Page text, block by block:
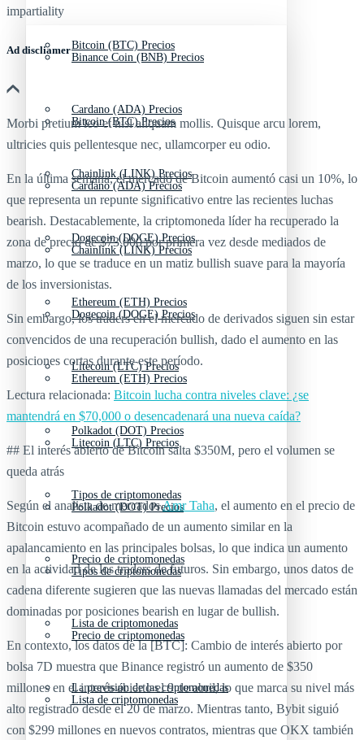
Bitcoin (BTC) Precios
Cardano (ADA) Precios
Chainlink (LINK) Precios
Dogecoin (DOGE) Precios
Ethereum (ETH) Precios
Litecoin (LTC) Precios
Polkadot (DOT) Precios
Tipos de criptomonedas
Precio de criptomonedas
Lista de criptomonedas
La previsión de las criptomonedas
Binance Coin (BNB) Precios
Bitcoin (BTC) Precios
Cardano (ADA) Precios
Chainlink (LINK) Precios
Dogecoin (DOGE) Precios
Ethereum (ETH) Precios
Litecoin (LTC) Precios
Polkadot (DOT) Precios
Tipos de criptomonedas
Precio de criptomonedas
Lista de criptomonedas
impartiality
Ad discliamer
Morbi pretium leo et nisl aliquam mollis. Quisque arcu lorem,
ultricies quis pellentesque nec, ullamcorper eu odio.
En la última semana, el mercado de Bitcoin aumentó casi un 10%, lo
que representa un repunte significativo entre las recientes luchas
bearish. Destacablemente, la criptomoneda líder ha recuperado la
zona de precio de $73,000 por primera vez desde mediados de
marzo, lo que se traduce en un matiz bullish suave para la mayoría
de los inversionistas.
Sin embargo, los traders en el mercado de derivados siguen sin estar
convencidos de una recuperación bullish, dado el aumento en las
posiciones cortas durante este período.
Lectura relacionada: Bitcoin lucha contra niveles clave: ¿se
mantendrá en $70,000 o desencadenará una nueva caída?
## El interés abierto de Bitcoin salta $350M, pero el volumen se
queda atrás
Según el analista de mercadosAmr Taha, el aumento en el precio de
Bitcoin estuvo acompañado de un aumento similar en la
apalancamiento en las principales bolsas, lo que indica un aumento
en la actividad de los traders de futuros. Sin embargo, unos datos de
cadena diferente sugieren que las nuevas llamadas del mercado están
dominadas por posiciones bearish en lugar de bullish.
En contexto, los datos de la [BTC]: Cambio de interés abierto por
bolsa 7D muestra que Binance registró un aumento de $350
millones en el interés abierto el 9 de abril, lo que marca su nivel más
alto registrado desde el 20 de marzo. Mientras tanto, Bybit siguió
con $299 millones en nuevos contratos, mientras que OKX también